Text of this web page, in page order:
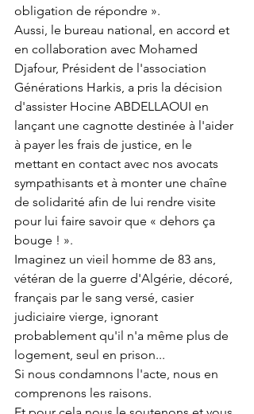
obligation de répondre ».
Aussi, le bureau national, en accord et
en collaboration avec Mohamed
Djafour, Président de l'association
Générations Harkis, a pris la décision
d'assister Hocine ABDELLAOUI en
lançant une cagnotte destinée à l'aider
à payer les frais de justice, en le
mettant en contact avec nos avocats
sympathisants et à monter une chaîne
de solidarité afin de lui rendre visite
pour lui faire savoir que « dehors ça
bouge ! ».
Imaginez un vieil homme de 83 ans,
vétéran de la guerre d'Algérie, décoré,
français par le sang versé, casier
judiciaire vierge, ignorant
probablement qu'il n'a même plus de
logement, seul en prison...
Si nous condamnons l'acte, nous en
comprenons les raisons.